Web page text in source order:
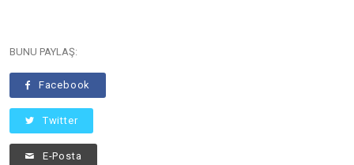
BUNU PAYLAŞ:
Facebook
Twitter
E-Posta